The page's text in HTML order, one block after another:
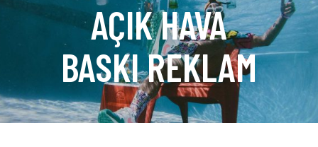
AÇIK HAVA
BASKI REKLAM